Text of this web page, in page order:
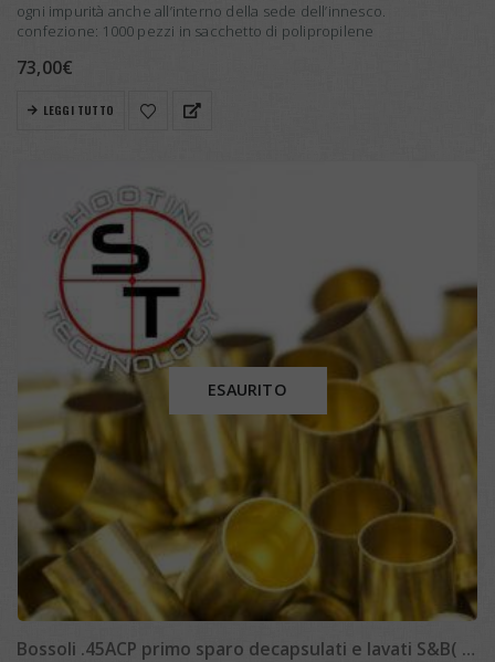
ogni impurità anche all’interno della sede dell’innesco.
confezione: 1000 pezzi in sacchetto di polipropilene
73,00€
LEGGI TUTTO
ESAURITO
Bossoli .45ACP primo sparo decapsulati e lavati S&B( 1000 pcs)